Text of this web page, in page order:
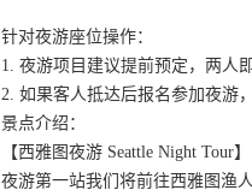
针对夜游座位操作：
1. 夜游项目建议提前预定，两人
2. 如果客人抵达后报名参加夜游
景点介绍：
【西雅图夜游 Seattle Night Tour】
夜游第一站我们将前往西雅图渔